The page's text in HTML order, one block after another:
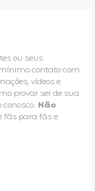
ou seus
contato com
vídeos e
provar ser de sua
Não
fãs para fãs e